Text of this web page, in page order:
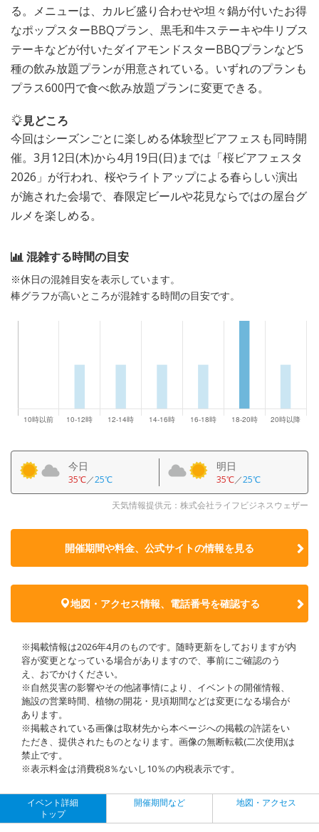
る。メニューは、カルビ盛り合わせや坦々鍋が付いたお得
なポップスターBBQプラン、黒毛和牛ステーキや牛リブス
テーキなどが付いたダイアモンドスターBBQプランなど5
種の飲み放題プランが用意されている。いずれのプランも
プラス600円で食べ飲み放題プランに変更できる。
見どころ
今回はシーズンごとに楽しめる体験型ビアフェスも同時開
催。3月12日(木)から4月19日(日)までは「桜ビアフェスタ
2026」が行われ、桜やライトアップによる春らしい演出
が施された会場で、春限定ビールや花見ならではの屋台グ
ルメを楽しめる。
混雑する時間の目安
※休日の混雑目安を表示しています。
棒グラフが高いところが混雑する時間の目安です。
今日
35℃／25℃
明日
35℃／25℃
天気情報提供元：株式会社ライフビジネスウェザー
開催期間や料金、公式サイトの情報を見る
地図・アクセス情報、電話番号を確認する
※掲載情報は2026年4月のものです。随時更新をしておりますが内
容が変更となっている場合がありますので、事前にご確認のう
え、おでかけください。
※自然災害の影響やその他諸事情により、イベントの開催情報、
施設の営業時間、植物の開花・見頃期間などは変更になる場合が
あります。
※掲載されている画像は取材先から本ページへの掲載の許諾をい
ただき、提供されたものとなります。画像の無断転載(二次使用)は
禁止です。
※表示料金は消費税8％ないし10％の内税表示です。
イベント詳細
トップ
開催期間など 地図・アクセス